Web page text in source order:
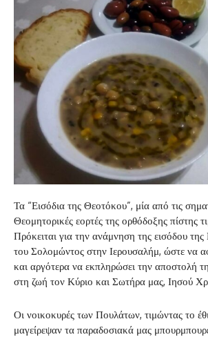
Τα “Εισόδια της Θεοτόκου”, μία από τις
Θεομητορικές εορτές της ορθόδοξης πίστης
Πρόκειται για την ανάμνηση της εισόδου
του Σολομώντος στην Ιερουσαλήμ, ώστε να
και αργότερα να εκπληρώσει την αποστολή
στη ζωή τον Κύριο και Σωτήρα μας, Ιησού
Οι νοικοκυρές των Πουλάτων, τιμώντας το
μαγείρεψαν τα παραδοσιακά μας